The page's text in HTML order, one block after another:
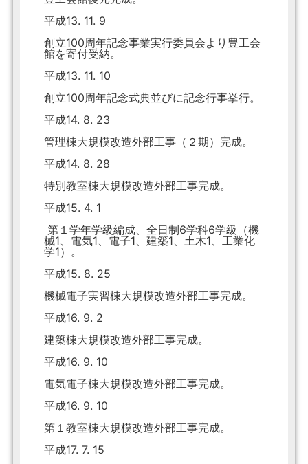
平成13. 11. 9
創立100周年記念事業実行委員会より豊工会
館を寄付受納。
平成13. 11. 10
創立100周年記念式典並びに記念行事挙行。
平成14. 8. 23
管理棟大規模改造外部工事（２期）完成。
平成14. 8. 28
特別教室棟大規模改造外部工事完成。
平成15. 4. 1
第１学年学級編成、全日制6学科6学級（機
械1、電気1、電子1、建築1、土木1、工業化
学1）。
平成15. 8. 25
機械電子実習棟大規模改造外部工事完成。
平成16. 9. 2
建築棟大規模改造外部工事完成。
平成16. 9. 10
電気電子棟大規模改造外部工事完成。
平成16. 9. 10
第１教室棟大規模改造外部工事完成。
平成17. 7. 15